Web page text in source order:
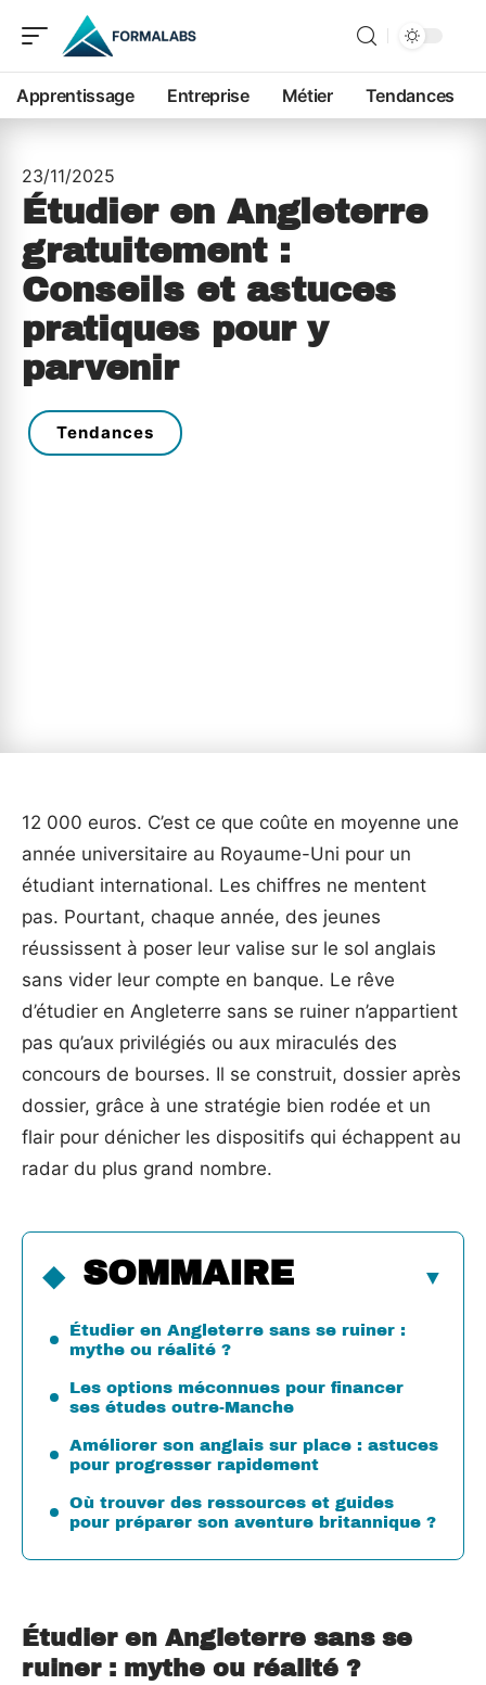
Apprentissage Entreprise Métier Tendances
23/11/2025
Étudier en Angleterre
gratuitement :
Conseils et astuces
pratiques pour y
parvenir
Tendances
12 000 euros. C’est ce que coûte en moyenne une
année universitaire au Royaume-Uni pour un
étudiant international. Les chiffres ne mentent
pas. Pourtant, chaque année, des jeunes
réussissent à poser leur valise sur le sol anglais
sans vider leur compte en banque. Le rêve
d’étudier en Angleterre sans se ruiner n’appartient
pas qu’aux privilégiés ou aux miraculés des
concours de bourses. Il se construit, dossier après
dossier, grâce à une stratégie bien rodée et un
flair pour dénicher les dispositifs qui échappent au
radar du plus grand nombre.
SOMMAIRE
Étudier en Angleterre sans se ruiner :
mythe ou réalité ?
Les options méconnues pour financer
ses études outre-Manche
Améliorer son anglais sur place : astuces
pour progresser rapidement
Où trouver des ressources et guides
pour préparer son aventure britannique ?
Étudier en Angleterre sans se
ruiner : mythe ou réalité ?